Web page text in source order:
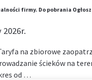
firmy. Do pobrania
na zbiorowe
ścieków na
od …